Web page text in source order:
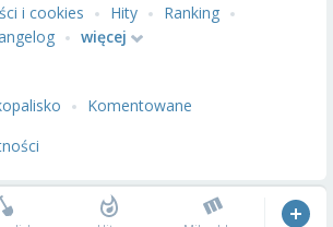
i cookies
Hity
Ranking
więcej
Komentowane